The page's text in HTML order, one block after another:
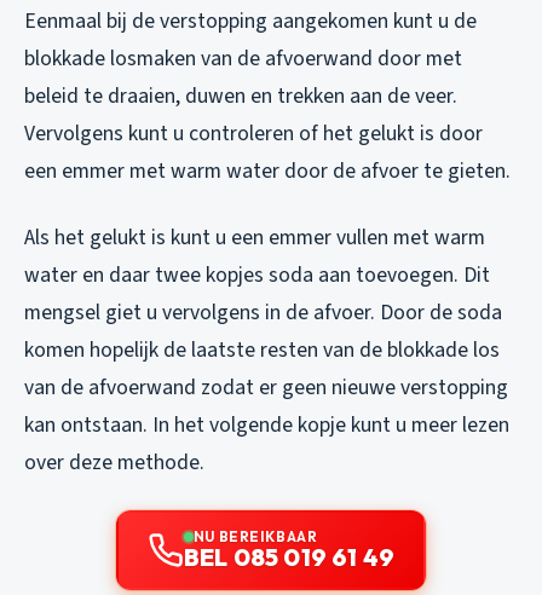
Eenmaal bij de verstopping aangekomen kunt u de
blokkade losmaken van de afvoerwand door met
beleid te draaien, duwen en trekken aan de veer.
Vervolgens kunt u controleren of het gelukt is door
een emmer met warm water door de afvoer te gieten.
Als het gelukt is kunt u een emmer vullen met warm
water en daar twee kopjes soda aan toevoegen. Dit
mengsel giet u vervolgens in de afvoer. Door de soda
komen hopelijk de laatste resten van de blokkade los
van de afvoerwand zodat er geen nieuwe verstopping
kan ontstaan. In het volgende kopje kunt u meer lezen
over deze methode.
NU BEREIKBAAR
BEL 085 019 61 49